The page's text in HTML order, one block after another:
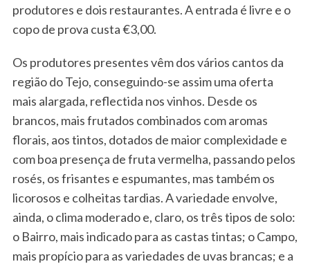
produtores e dois restaurantes. A entrada é livre e o
copo de prova custa €3,00.
Os produtores presentes vêm dos vários cantos da
região do Tejo, conseguindo-se assim uma oferta
mais alargada, reflectida nos vinhos. Desde os
brancos, mais frutados combinados com aromas
florais, aos tintos, dotados de maior complexidade e
com boa presença de fruta vermelha, passando pelos
rosés, os frisantes e espumantes, mas também os
licorosos e colheitas tardias. A variedade envolve,
ainda, o clima moderado e, claro, os três tipos de solo:
o Bairro, mais indicado para as castas tintas; o Campo,
mais propício para as variedades de uvas brancas; e a